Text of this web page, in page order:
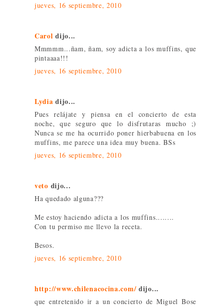
jueves, 16 septiembre, 2010
Carol dijo...
Mmmmm...ñam, ñam, soy adicta a los muffins, que
pintaaaa!!!
jueves, 16 septiembre, 2010
Lydia dijo...
Pues relájate y piensa en el concierto de esta
noche, que seguro que lo disfrutaras mucho ;)
Nunca se me ha ocurrido poner hierbabuena en los
muffins, me parece una idea muy buena. BSs
jueves, 16 septiembre, 2010
veto dijo...
Ha quedado alguna???
Me estoy haciendo adicta a los muffins........
Con tu permiso me llevo la receta.
Besos.
jueves, 16 septiembre, 2010
http://www.chilenacocina.com/ dijo...
que entretenido ir a un concierto de Miguel Bose